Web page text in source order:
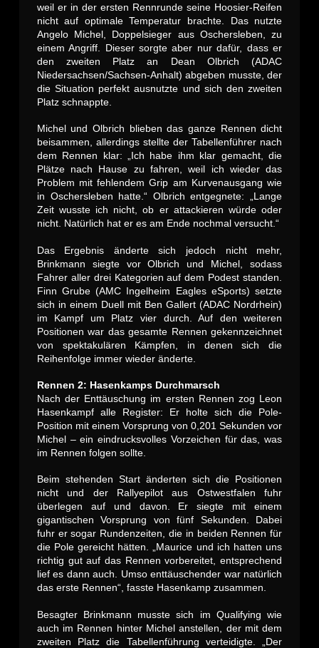
weil er in der ersten Rennrunde seine Hoosier-Reifen
nicht auf optimale Temperatur brachte. Das nutzte
Angelo Michel, Doppelsieger aus Oschersleben, zu
einem Angriff. Dieser sorgte aber nur dafür, dass er
den zweiten Platz an Dean Olbrich (ADAC
Niedersachsen/Sachsen-Anhalt) abgeben musste, der
die Situation perfekt ausnutzte und sich den zweiten
Platz schnappte.
Michel und Olbrich blieben das ganze Rennen dicht
beisammen, allerdings stellte der Tabellenführer nach
dem Rennen klar: „Ich habe ihm klar gemacht, die
Plätze nach Hause zu fahren, weil ich wieder das
Problem mit fehlendem Grip am Kurvenausgang wie
in Oschersleben hatte.“ Olbrich entgegnete: „Lange
Zeit wusste ich nicht, ob er attackieren würde oder
nicht. Natürlich hat er es am Ende nochmal versucht.“
Das Ergebnis änderte sich jedoch nicht mehr,
Brinkmann siegte vor Olbrich und Michel, sodass
Fahrer aller drei Kategorien auf dem Podest standen.
Finn Grube (AMC Ingelheim Eagles eSports) setzte
sich in einem Duell mit Ben Gallert (ADAC Nordrhein)
im Kampf um Platz vier durch. Auf den weiteren
Positionen war das gesamte Rennen gekennzeichnet
von spektakulären Kämpfen, in denen sich die
Reihenfolge immer wieder änderte.
Rennen 2: Hasenkamps Durchmarsch
Nach der Enttäuschung im ersten Rennen zog Leon
Hasenkampf alle Register: Er holte sich die Pole-
Position mit einem Vorsprung von 0,201 Sekunden vor
Michel – ein eindrucksvolles Vorzeichen für das, was
im Rennen folgen sollte.
Beim stehenden Start änderten sich die Positionen
nicht und der Rallyepilot aus Ostwestfalen fuhr
überlegen auf und davon. Er siegte mit einem
gigantischen Vorsprung von fünf Sekunden. Dabei
fuhr er sogar Rundenzeiten, die in beiden Rennen für
die Pole gereicht hätten. „Maurice und ich hatten uns
richtig gut auf das Rennen vorbereitet, entsprechend
lief es dann auch. Umso enttäuschender war natürlich
das erste Rennen“, fasste Hasenkamp zusammen.
Besagter Brinkmann musste sich im Qualifying wie
auch im Rennen hinter Michel anstellen, der mit dem
zweiten Platz die Tabellenführung verteidigte. „Der